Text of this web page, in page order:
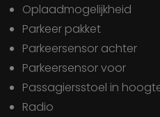
Oplaadmogelijkheid
Parkeer pakket
Parkeersensor achter
Parkeersensor voor
Passagiersstoel in
Radio